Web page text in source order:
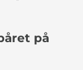
på